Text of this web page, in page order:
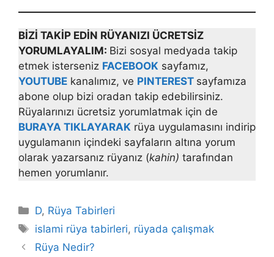
BİZİ TAKİP EDİN RÜYANIZI ÜCRETSİZ
YORUMLAYALIM: Bizi sosyal medyada takip
etmek isterseniz FACEBOOK sayfamız,
YOUTUBE kanalımız, ve PINTEREST sayfamıza
abone olup bizi oradan takip edebilirsiniz.
Rüyalarınızı ücretsiz yorumlatmak için de
BURAYA TIKLAYARAK rüya uygulamasını indirip
uygulamanın içindeki sayfaların altına yorum
olarak yazarsanız rüyanız (kahin) tarafından
hemen yorumlanır.
Kategoriler
D, Rüya Tabirleri
Etiketler
islami rüya tabirleri, rüyada çalışmak
Rüya Nedir?